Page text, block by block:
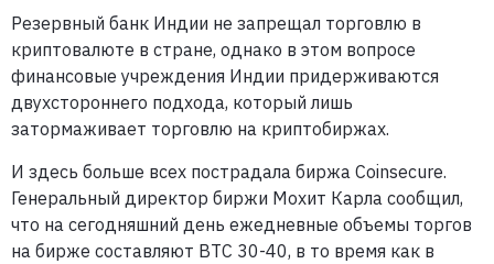
Резервный банк Индии не запрещал торговлю в
криптовалюте в стране, однако в этом вопросе
финансовые учреждения Индии придерживаются
двухстороннего подхода, который лишь
затормаживает торговлю на криптобиржах.
И здесь больше всех пострадала биржа Coinsecure.
Генеральный директор биржи Мохит Карла сообщил,
что на сегодняшний день ежедневные объемы торгов
на бирже составляют BTC 30-40, в то время как в